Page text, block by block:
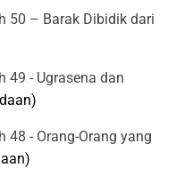
50 – Barak Dibidik dari
49 - Ugrasena dan
48 - Orang-Orang yang